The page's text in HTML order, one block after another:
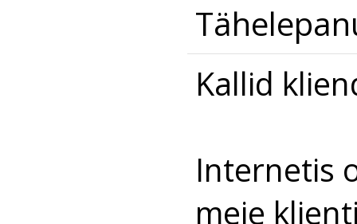
Kallid
Internetis
meie